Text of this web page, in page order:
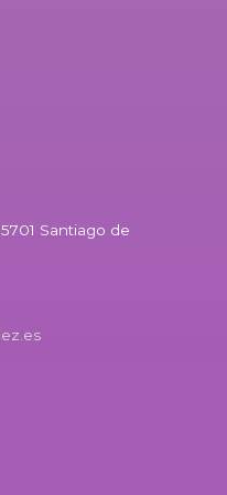
Santiago de